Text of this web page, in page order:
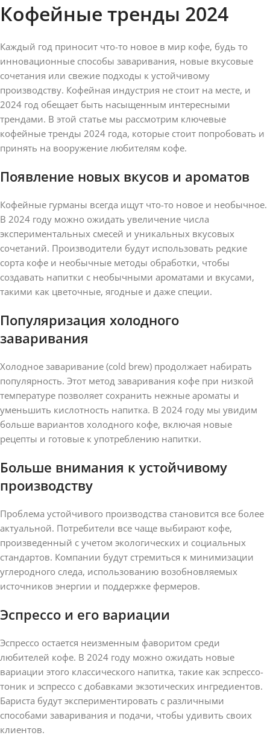
Кофейные тренды 2024
Каждый год приносит что-то новое в мир кофе, будь то
инновационные способы заваривания, новые вкусовые
сочетания или свежие подходы к устойчивому
производству. Кофейная индустрия не стоит на месте, и
2024 год обещает быть насыщенным интересными
трендами. В этой статье мы рассмотрим ключевые
кофейные тренды 2024 года, которые стоит попробовать и
принять на вооружение любителям кофе.
Появление новых вкусов и ароматов
Кофейные гурманы всегда ищут что-то новое и необычное.
В 2024 году можно ожидать увеличение числа
экспериментальных смесей и уникальных вкусовых
сочетаний. Производители будут использовать редкие
сорта кофе и необычные методы обработки, чтобы
создавать напитки с необычными ароматами и вкусами,
такими как цветочные, ягодные и даже специи.
Популяризация холодного
заваривания
Холодное заваривание (cold brew) продолжает набирать
популярность. Этот метод заваривания кофе при низкой
температуре позволяет сохранить нежные ароматы и
уменьшить кислотность напитка. В 2024 году мы увидим
больше вариантов холодного кофе, включая новые
рецепты и готовые к употреблению напитки.
Больше внимания к устойчивому
производству
Проблема устойчивого производства становится все более
актуальной. Потребители все чаще выбирают кофе,
произведенный с учетом экологических и социальных
стандартов. Компании будут стремиться к минимизации
углеродного следа, использованию возобновляемых
источников энергии и поддержке фермеров.
Эспрессо и его вариации
Эспрессо остается неизменным фаворитом среди
любителей кофе. В 2024 году можно ожидать новые
вариации этого классического напитка, такие как эспрессо-
тоник и эспрессо с добавками экзотических ингредиентов.
Бариста будут экспериментировать с различными
способами заваривания и подачи, чтобы удивить своих
клиентов.